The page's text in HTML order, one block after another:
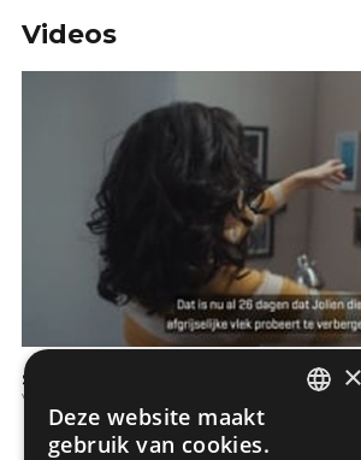
Videos
SoSimply - Verven
Verf en behang
×
Deze website maakt
gebruik van cookies.